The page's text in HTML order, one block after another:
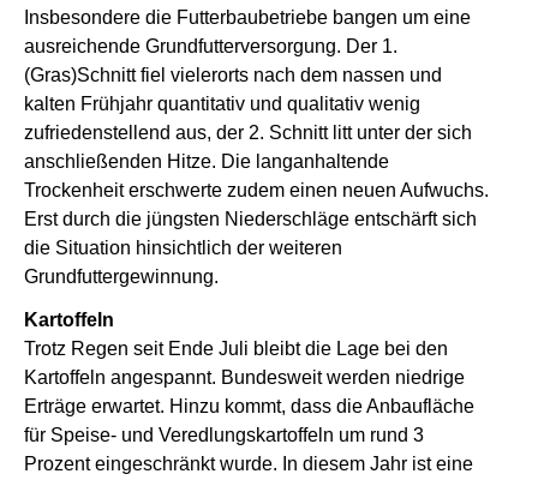
Insbesondere die Futterbaubetriebe bangen um eine
ausreichende Grundfutterversorgung. Der 1.
(Gras)Schnitt fiel vielerorts nach dem nassen und
kalten Frühjahr quantitativ und qualitativ wenig
zufriedenstellend aus, der 2. Schnitt litt unter der sich
anschließenden Hitze. Die langanhaltende
Trockenheit erschwerte zudem einen neuen Aufwuchs.
Erst durch die jüngsten Niederschläge entschärft sich
die Situation hinsichtlich der weiteren
Grundfuttergewinnung.
Kartoffeln
Trotz Regen seit Ende Juli bleibt die Lage bei den
Kartoffeln angespannt. Bundesweit werden niedrige
Erträge erwartet. Hinzu kommt, dass die Anbaufläche
für Speise- und Veredlungskartoffeln um rund 3
Prozent eingeschränkt wurde. In diesem Jahr ist eine